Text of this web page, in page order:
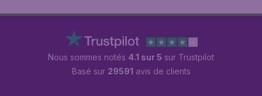
Nous sommes notés 4.1 sur 5 sur Trustpilot
Basé sur 29591 avis de clients